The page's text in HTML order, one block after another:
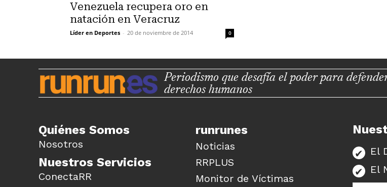
Venezuela recupera oro en
natación en Veracruz
Líder en Deportes - 20 de noviembre de 2014 0
Periodismo que desafía el poder para
derechos humanos
Quiénes Somos
Nosotros
Nuestros Servicios
ConectaRR
runrunes
Noticias
RRPLUS
Monitor de Víctimas
El
El